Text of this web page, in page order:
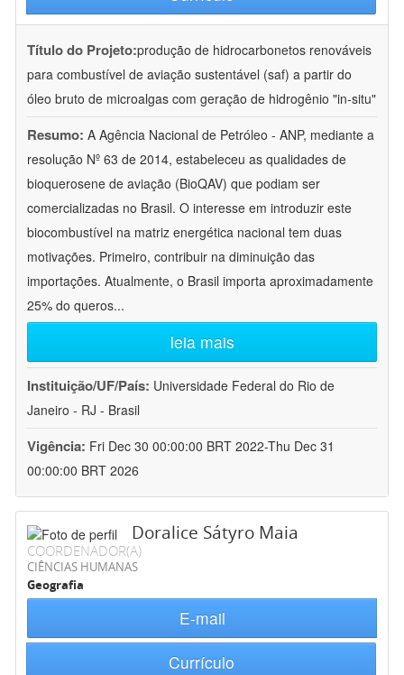
Título do Projeto:produção de hidrocarbonetos renováveis
para combustível de aviação sustentável (saf) a partir do
óleo bruto de microalgas com geração de hidrogênio "in-situ"
Resumo: A Agência Nacional de Petróleo - ANP, mediante a
resolução Nº 63 de 2014, estabeleceu as qualidades de
bioquerosene de aviação (BioQAV) que podiam ser
comercializadas no Brasil. O interesse em introduzir este
biocombustível na matriz energética nacional tem duas
motivações. Primeiro, contribuir na diminuição das
importações. Atualmente, o Brasil importa aproximadamente
25% do queros...
leia mais
Instituição/UF/País: Universidade Federal do Rio de
Janeiro - RJ - Brasil
Vigência: Fri Dec 30 00:00:00 BRT 2022-Thu Dec 31
00:00:00 BRT 2026
Doralice Sátyro Maia
COORDENADOR(A)
CIÊNCIAS HUMANAS
Geografia
E-mail
Currículo